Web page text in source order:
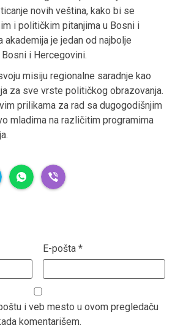
novih veština, kako bi se
i političkim pitanjima u Bosni i
je jedan od najbolje
i Hercegovini.
misiju regionalne saradnje kao
za sve vrste političkog obrazovanja.
prilikama za rad sa dugogodišnjim
mladima na različitim programima
E-pošta *
i veb mesto u ovom pregledaču
komentarišem.